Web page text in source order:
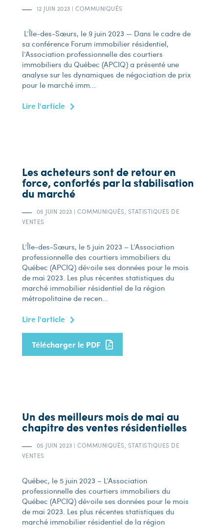
12 JUIN 2023 | COMMUNIQUÉS
L’Île-des-Sœurs, le 9 juin 2023 — Dans le cadre de
sa conférence Forum immobilier résidentiel,
l’Association professionnelle des courtiers
immobiliers du Québec (APCIQ) a présenté une
analyse sur les dynamiques de négociation de prix
pour le marché imm...
Lire l'article
Les acheteurs sont de retour en
force, confortés par la stabilisation
du marché
05 JUIN 2023 | COMMUNIQUÉS, STATISTIQUES DE
VENTES
L’Île-des-Sœurs, le 5 juin 2023 – L’Association
professionnelle des courtiers immobiliers du
Québec (APCIQ) dévoile ses données pour le mois
de mai 2023. Les plus récentes statistiques du
marché immobilier résidentiel de la région
métropolitaine de recen...
Lire l'article
Télécharger le PDF
Un des meilleurs mois de mai au
chapitre des ventes résidentielles
05 JUIN 2023 | COMMUNIQUÉS, STATISTIQUES DE
VENTES
Québec, le 5 juin 2023 – L’Association
professionnelle des courtiers immobiliers du
Québec (APCIQ) dévoile ses données pour le mois
de mai 2023. Les plus récentes statistiques du
marché immobilier résidentiel de la région